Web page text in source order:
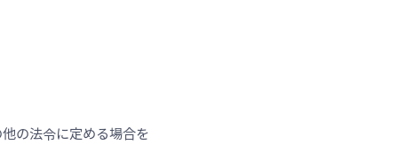
の法令に定める場合を